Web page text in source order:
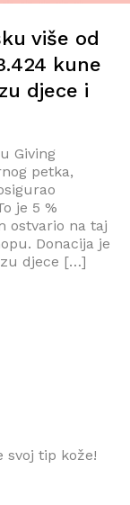
više od
kune
djece i
Giving
petka,
je 5 %
ostvario na taj
Donacija je
djece […]
svoj tip kože!